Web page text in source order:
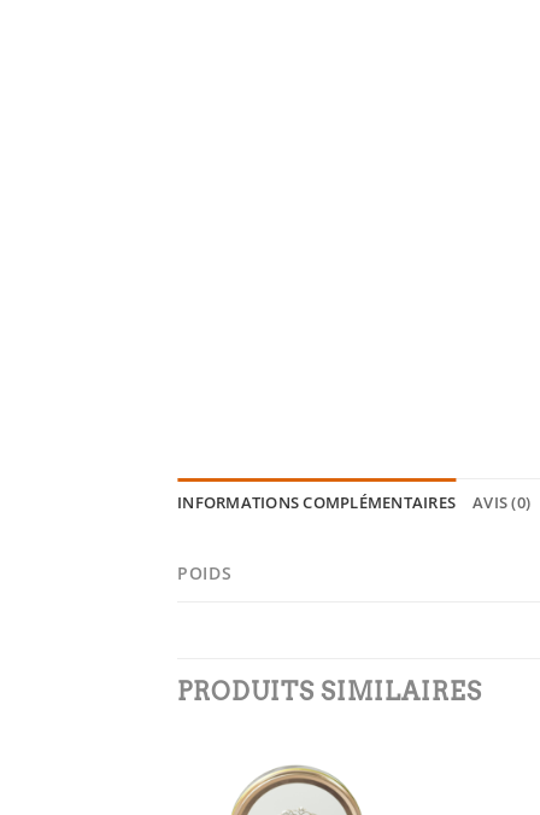
INFORMATIONS COMPLÉMENTAIRES AVIS (0)
POIDS
PRODUITS SIMILAIRES